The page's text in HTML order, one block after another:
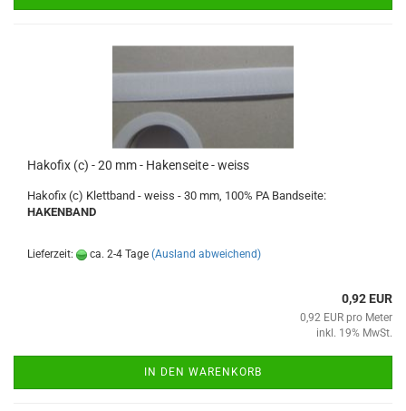
Hakofix (c) - 20 mm - Hakenseite - weiss
Hakofix (c) Klettband - weiss - 30 mm, 100% PA Bandseite:
HAKENBAND
Lieferzeit: ca. 2-4 Tage (Ausland abweichend)
0,92 EUR
0,92 EUR pro Meter
inkl. 19% MwSt.
IN DEN WARENKORB